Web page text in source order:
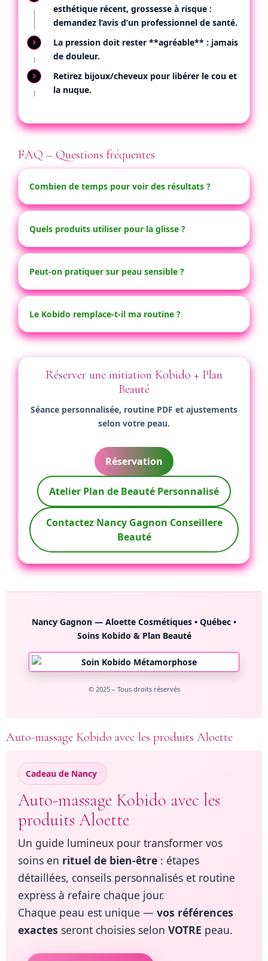
esthétique récent, grossesse à risque :
demandez l’avis d’un professionnel de santé.
La pression doit rester **agréable** : jamais
de douleur.
Retirez bijoux/cheveux pour libérer le cou et
la nuque.
FAQ – Questions fréquentes
Combien de temps pour voir des résultats ?
Quels produits utiliser pour la glisse ?
Peut-on pratiquer sur peau sensible ?
Le Kobido remplace-t-il ma routine ?
Réserver une initiation Kobido + Plan
Beauté
Séance personnalisée, routine PDF et ajustements
selon votre peau.
Réservation
Atelier Plan de Beauté Personnalisé
Contactez Nancy Gagnon Conseillere
Beauté
Nancy Gagnon — Aloette Cosmétiques • Québec •
Soins Kobido & Plan Beauté
© 2025 – Tous droits réservés
Auto-massage Kobido avec les produits Aloette
Cadeau de Nancy
Auto-massage Kobido avec les
produits Aloette
Un guide lumineux pour transformer vos
soins en rituel de bien-être : étapes
détaillées, conseils personnalisés et routine
express à refaire chaque jour.
Chaque peau est unique — vos références
exactes seront choisies selon VOTRE peau.